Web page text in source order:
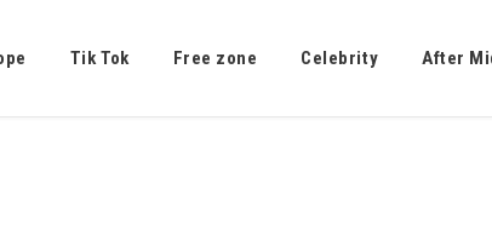
Tik Tok Free zone Celebrity After